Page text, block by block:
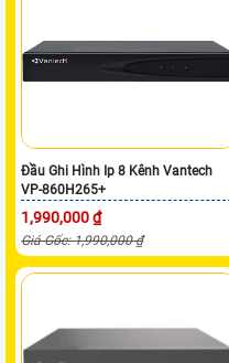
Đầu Ghi Hình Ip 8 Kênh Vantech
VP-860H265+
1,990,000 ₫
Giá Gốc: 1,990,000 ₫